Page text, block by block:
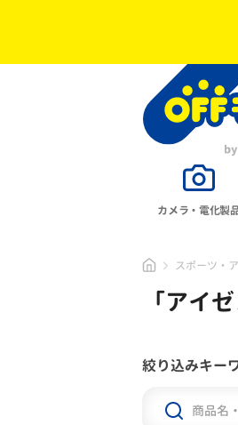
カメラ・電化製
スポーツ・
「アイ
絞り込みキー